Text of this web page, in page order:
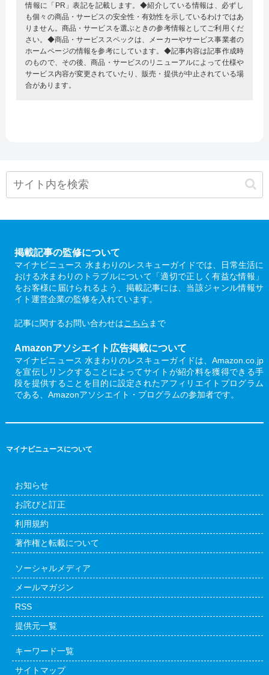
情報に「PR」表記を記載します。◆紹介している情報は、必ずし
も個々の商品・サービスの安全性・有効性を示しているわけではあ
りません。商品・サービスを選ぶときの参考情報としてご利用くだ
さい。◆商品・サービススペックは、メーカーやサービス事業者の
ホームページの情報を参考にしています。◆記事内容は記事作成時
のもので、その後、商品・サービスのリニューアルによって仕様や
サービス内容が変更されていたり、販売・提供が中止されている場
合があります。
掲載記事の監修について
マイナビニュース 水まわりのレスキューガイドでは、日常生活に
おける水まわりのトラブルについて「適切で正しく有益な情報」
をお客様に届けられるよう、掲載記事には、当該ジャンル情報サ
イト運営企業の監修を入れています。
記事に関するお問い合わせはこちら まで
Amazonアソシエイト広告掲載について
マイナビニュース 水まわりのレスキューガイドは、Amazon.co.jp
を宣伝しリンクすることによってサイトが紹介料を獲得できる手
段を提供することを目的に設定されたアフィリエイトプログラム
である、Amazonアソシエイト・プログラムの参加者です。
マイナビニュースについて
お知らせ
お詫びと訂正
利用規約
著作権と転載について
ソーシャルメディア
メールマガジン
RSS
提供元一覧
キーワード一覧
サイトマップ